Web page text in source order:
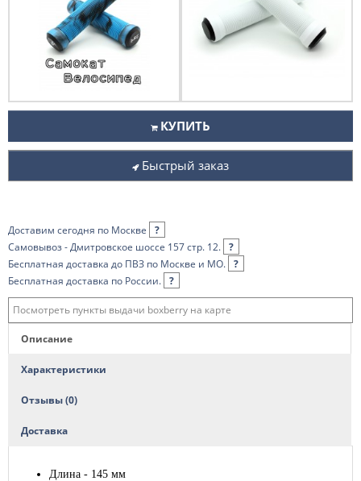
КУПИТЬ
Быстрый заказ
Доставим сегодня по Москве
?
Самовывоз - Дмитровское шоссе 157 стр. 12. ?
Бесплатная доставка до ПВЗ по Москве и МО. ?
Бесплатная доставка по России. ?
Посмотреть пункты выдачи boxberry на карте
Описание
Характеристики
Отзывы (0)
Доставка
Длина - 145 мм